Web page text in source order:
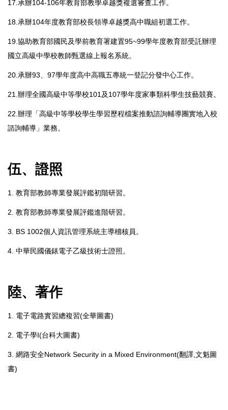
17.承辦104-106年教育部教學卓越獎複選審查工作。
18.承辦104年度教育部校長領導卓越獎高中職組初選工作。
19.協助教育部國民及學前教育署建置95~99學年度教育部受託辦理
國立高級中學校教師甄選線上報名系統。
20.承辦93、97學年度高中高職五專統一登記分發中心工作。
21.辦理全國高級中等學校101及107學年度家事類科學生技藝競賽。
22.辦理「高級中等學校學生學習歷程檔案推動諮詢輔導團實地入校
諮詢輔導」業務。
伍、證照
1. 教育部教師專業發展評鑑初階研習。
2. 教育部教師專業發展評鑑進階研習。
3. BS 1002個人資訊管理系統主導稽核員。
4. 中華民國儀錶電子乙級技術士證照。
陸、著作
1. 電子電路實習總複習(全華圖書)
2. 電子學I(台科大圖書)
3. 網路安全Network Security in a Mixed Environment(翻譯,文魁圖
書)